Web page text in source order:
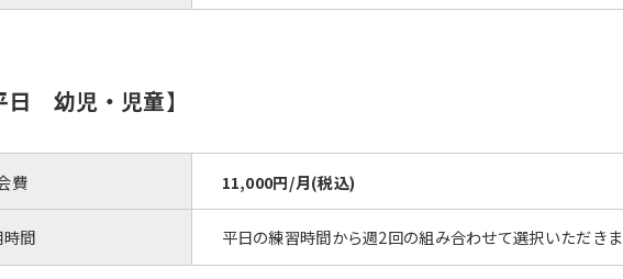
幼児・児童】
費 11,000円/月(税込)
間 平日の練習時間から週2回の組み合わせて選択いただき
Central Sports official website is
automatically translated into
English. Click the link below (start
the top page.
However, if you use an automatic